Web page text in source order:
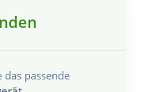
passende